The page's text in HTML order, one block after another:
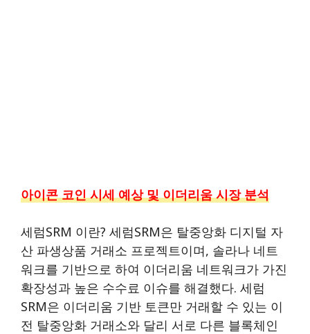
아이콘 코인 시세 예상 및 이더리움 시장 분석
세럼SRM 이란? 세럼SRM은 탈중앙화 디지털 자
산 파생상품 거래소 프로젝트이며, 솔라나 네트
워크를 기반으로 하여 이더리움 네트워크가 가진
확장성과 높은 수수료 이슈를 해결했다. 세럼
SRM은 이더리움 기반 토큰만 거래할 수 있는 이
전 탈중앙화 거래소와 달리 서로 다른 블록체인